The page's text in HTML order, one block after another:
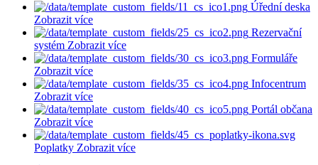
Úřední deska
Zobrazit více
Rezervační
systém Zobrazit více
Formuláře
Zobrazit více
Infocentrum
Zobrazit více
Portál občana
Zobrazit více
Poplatky Zobrazit více